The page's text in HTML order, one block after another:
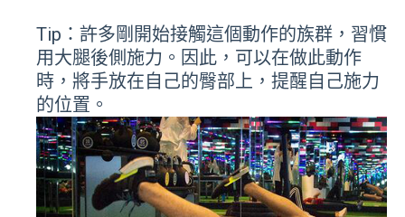
Tip：許多剛開始接觸這個動作的族群，習慣
用大腿後側施力。因此，可以在做此動作
時，將手放在自己的臀部上，提醒自己施力
的位置。